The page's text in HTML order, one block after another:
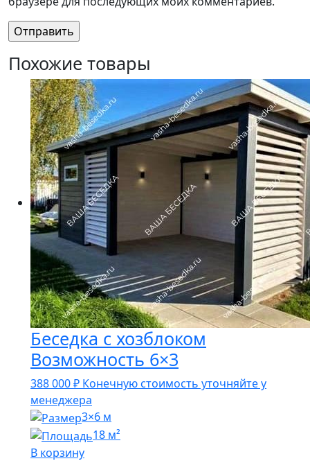
Похожие товары
Беседка с хозблоком
Возможность 6×3
388 000₽ Конечную стоимость уточняйте у
менеджера
3×6 м
18 м²
В корзину